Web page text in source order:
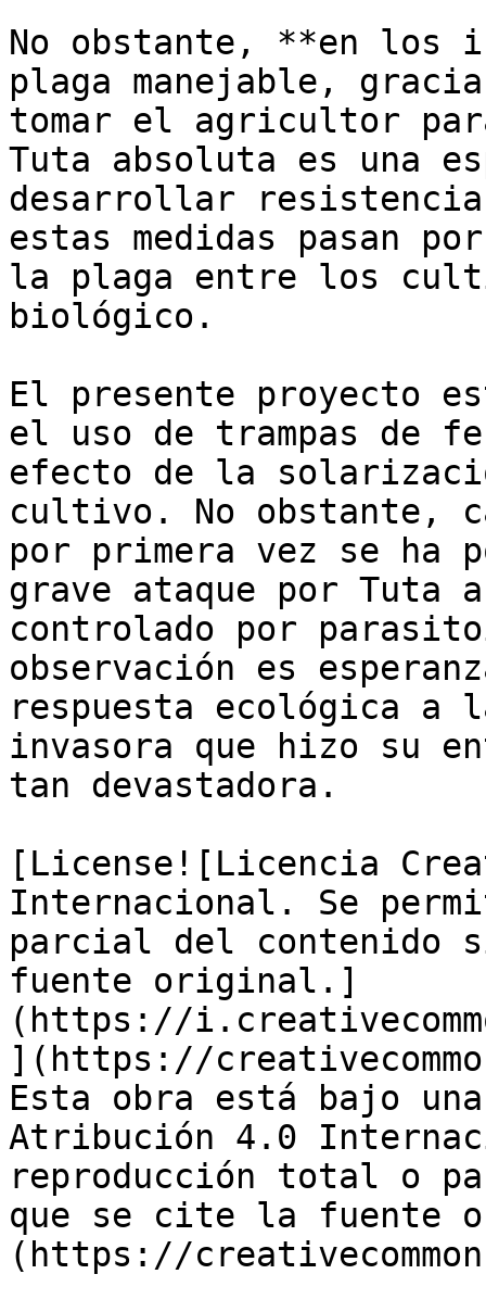
No obstante, **en los
plaga manejable,
tomar el agricultor
Tuta absoluta es una
desarrollar
estas medidas pasan
la plaga entre los
biológico.
El presente proyecto
el uso de trampas de
efecto de la
cultivo. No obstante,
por primera vez se ha
grave ataque por Tuta
controlado por
observación es
respuesta ecológica a
invasora que hizo su
tan devastadora.
[License![Licencia
Internacional. Se
parcial del contenido
fuente original.]
(https://
](https://
Esta obra está bajo
Atribución 4.0
reproducción total o
que se cite la fuente
(https://